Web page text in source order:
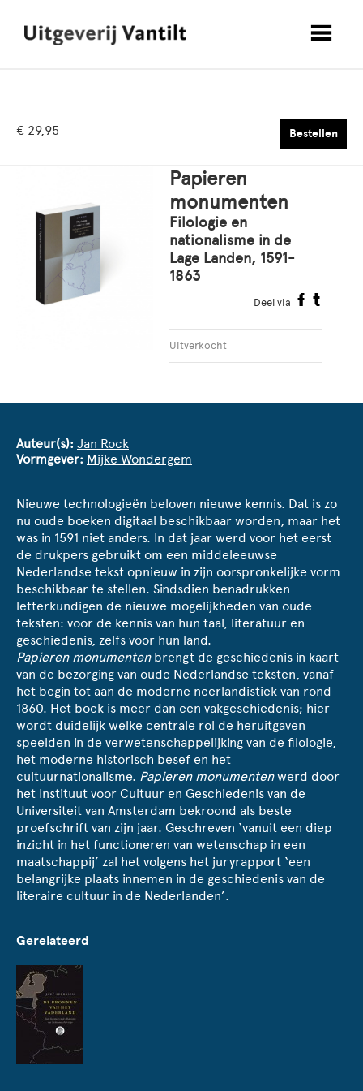
€ 29,95 Bestellen
Papieren
monumenten
Filologie en
nationalisme in de
Lage Landen, 1591-
1863
Deel via
Uitverkocht
Auteur(s): Jan Rock
Vormgever: Mijke Wondergem
Nieuwe technologieën beloven nieuwe kennis. Dat is zo
nu oude boeken digitaal beschikbaar worden, maar het
was in 1591 niet anders. In dat jaar werd voor het eerst
de drukpers gebruikt om een middeleeuwse
Nederlandse tekst opnieuw in zijn oorspronkelijke vorm
beschikbaar te stellen. Sindsdien benadrukken
letterkundigen de nieuwe mogelijkheden van oude
teksten: voor de kennis van hun taal, literatuur en
geschiedenis, zelfs voor hun land.
Papieren monumenten brengt de geschiedenis in kaart
van de bezorging van oude Nederlandse teksten, vanaf
het begin tot aan de moderne neerlandistiek van rond
1860. Het boek is meer dan een vakgeschiedenis; hier
wordt duidelijk welke centrale rol de heruitgaven
speelden in de verwetenschappelijking van de filologie,
het moderne historisch besef en het
cultuurnationalisme. Papieren monumentenwerd door
het Instituut voor Cultuur en Geschiedenis van de
Universiteit van Amsterdam bekroond als beste
proefschrift van zijn jaar. Geschreven ‘vanuit een diep
inzicht in het functioneren van wetenschap in een
maatschappij’ zal het volgens het juryrapport ‘een
belangrijke plaats innemen in de geschiedenis van de
literaire cultuur in de Nederlanden’.
Gerelateerd